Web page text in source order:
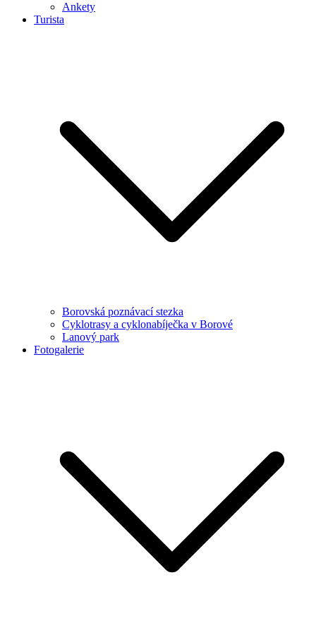
Ankety
Turista
Borovská poznávací stezka
Cyklotrasy a cyklonabíječka v Borové
Lanový park
Fotogalerie